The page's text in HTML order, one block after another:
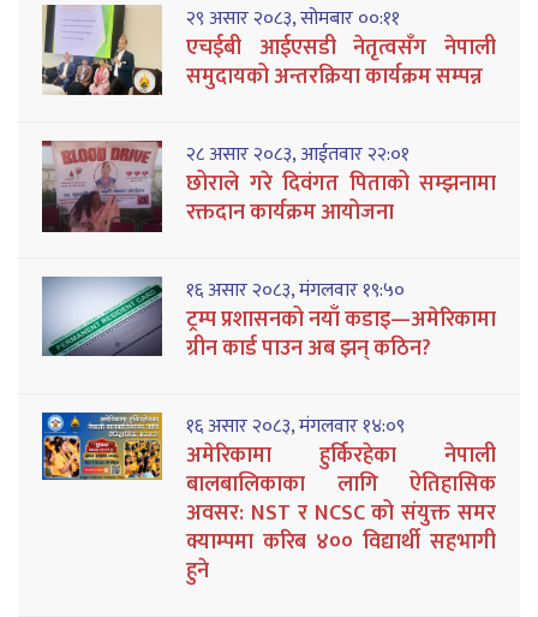
२९ असार २०८३, सोमबार ००:११
एचईबी आईएसडी नेतृत्वसँग नेपाली
समुदायको अन्तरक्रिया कार्यक्रम सम्पन्न
२८ असार २०८३, आईतवार २२:०१
छोराले गरे दिवंगत पिताको सम्झनामा
रक्तदान कार्यक्रम आयोजना
१६ असार २०८३, मंगलवार १९:५०
ट्रम्प प्रशासनको नयाँ कडाइ—अमेरिकामा
ग्रीन कार्ड पाउन अब झन् कठिन?
१६ असार २०८३, मंगलवार १४:०९
अमेरिकामा हुर्किरहेका नेपाली
बालबालिकाका लागि ऐतिहासिक
अवसर: NST र NCSC को संयुक्त समर
क्याम्पमा करिब ४०० विद्यार्थी सहभागी
हुने